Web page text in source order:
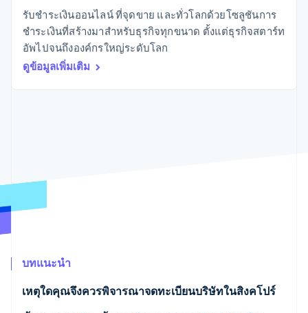
Data
Pipeline
การซิงค์
ข้อมูล
การก่อตั้งบริษัทสตาร์ทอัพ
แวดวงครีเอเตอร์
เกม
การบริการ การเดินทาง
และสันทนาการ
ประกันภัย
สื่อและความบันเทิง
บริการเฉพาะทาง
การเชื่อมต่อการทำงาน
แอป
ตัวอย่างโค้ด
บล็อกของนักพัฒนา
การติดต่อ
ติดต่อฝ่ายขาย
รับชำระเงินออนไลน์ ที่จุดขาย และทั่วโลกด้วยโซลูชันการ
ชำระเงินที่สร้างมาสำหรับธุรกิจทุกขนาด ตั้งแต่ธุรกิจสตาร์ท
อัพไปจนถึงองค์กรใหญ่ระดับโลก
ดูข้อมูลเพิ่มเติม
บทแนะนำ
เหตุใดคุณจึงควรพิจารณาจดทะเบียนบริษัทในสิงคโปร์